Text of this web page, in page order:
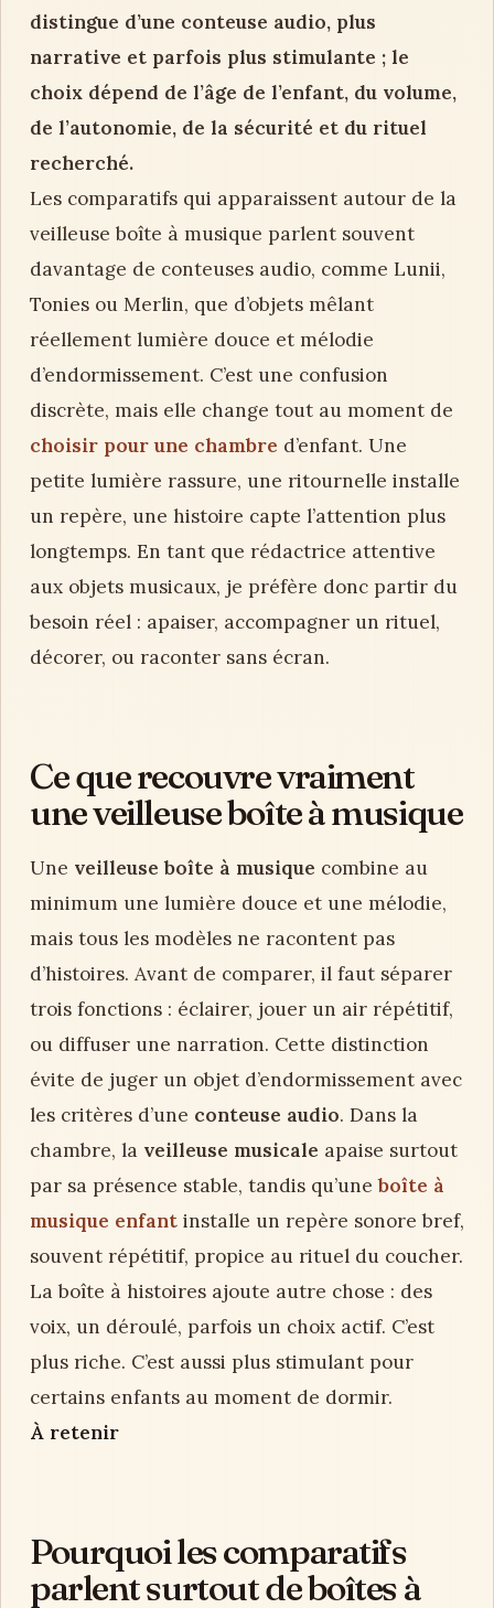
distingue d’une conteuse audio, plus
narrative et parfois plus stimulante ; le
choix dépend de l’âge de l’enfant, du volume,
de l’autonomie, de la sécurité et du rituel
recherché.
Les comparatifs qui apparaissent autour de la
veilleuse boîte à musique parlent souvent
davantage de conteuses audio, comme Lunii,
Tonies ou Merlin, que d’objets mêlant
réellement lumière douce et mélodie
d’endormissement. C’est une confusion
discrète, mais elle change tout au moment de
choisir pour une chambre d’enfant. Une
petite lumière rassure, une ritournelle installe
un repère, une histoire capte l’attention plus
longtemps. En tant que rédactrice attentive
aux objets musicaux, je préfère donc partir du
besoin réel : apaiser, accompagner un rituel,
décorer, ou raconter sans écran.
Ce que recouvre vraiment
une veilleuse boîte à musique
Une veilleuse boîte à musique combine au
minimum une lumière douce et une mélodie,
mais tous les modèles ne racontent pas
d’histoires. Avant de comparer, il faut séparer
trois fonctions : éclairer, jouer un air répétitif,
ou diffuser une narration. Cette distinction
évite de juger un objet d’endormissement avec
les critères d’une conteuse audio. Dans la
chambre, la veilleuse musicale apaise surtout
par sa présence stable, tandis qu’uneboîte à
musique enfant installe un repère sonore bref,
souvent répétitif, propice au rituel du coucher.
La boîte à histoires ajoute autre chose : des
voix, un déroulé, parfois un choix actif. C’est
plus riche. C’est aussi plus stimulant pour
certains enfants au moment de dormir.
À retenir
Pourquoi les comparatifs
parlent surtout de boîtes à